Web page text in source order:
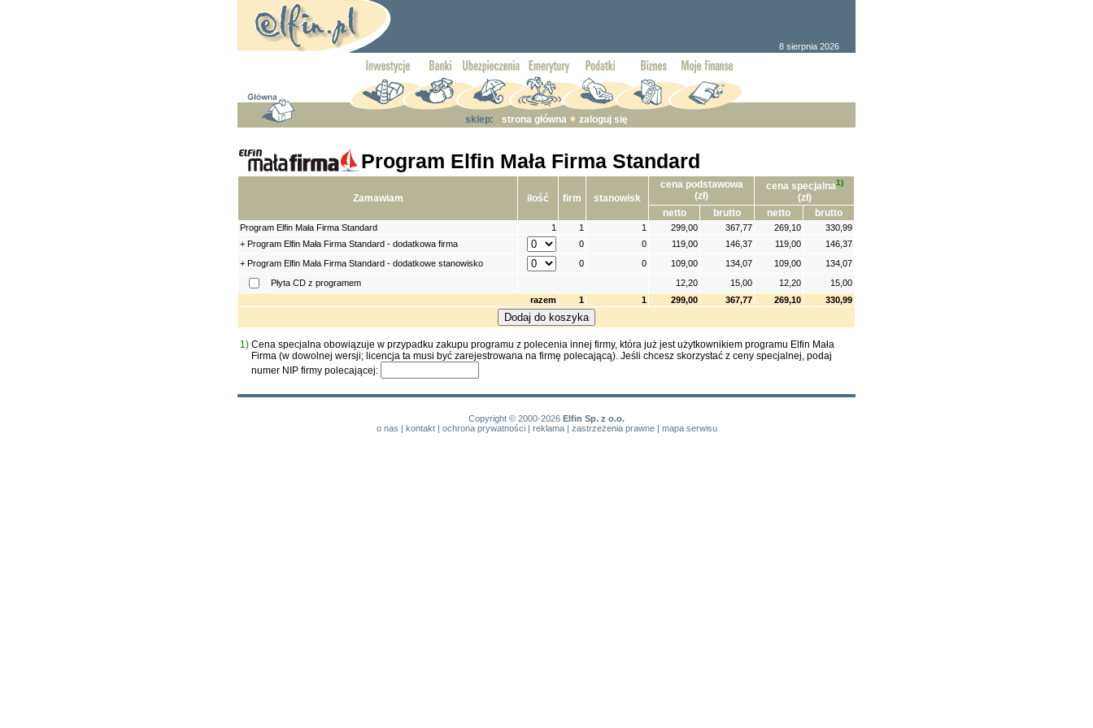
8 sierpnia 2026
sklep: strona główna zaloguj się
Program Elfin Mała Firma Standard
Zamawiam ilość firm stanowisk
cena podstawowa
(zł)
cena specjalna1)
(zł)
netto
brutto netto brutto
Program Elfin Mała Firma Standard 1 1 1 299,00 367,77 269,10
330,99
+ Program Elfin Mała Firma Standard - dodatkowa firma
0 0 119,00 146,37 119,00
146,37
+ Program Elfin Mała Firma Standard - dodatkowe stanowisko
0 0 109,00 134,07 109,00
134,07
Płyta CD z programem
12,20 15,00 12,20
15,00
razem
1 1 299,00 367,77 269,10 330,99
1) Cena specjalna obowiązuje w przypadku zakupu programu z polecenia innej firmy, która już jest użytkownikiem programu Elfin Mała
Firma (w dowolnej wersji; licencja ta musi być zarejestrowana na firmę polecającą). Jeśli chcesz skorzystać z ceny specjalnej, podaj
numer NIP firmy polecającej:
Copyright © 2000-2026 Elfin Sp. z o.o.
o nas | kontakt| ochrona prywatności| reklama| zastrzeżenia prawne| mapa serwisu